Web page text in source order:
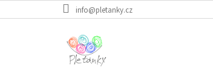
na
info@pletanky.cz